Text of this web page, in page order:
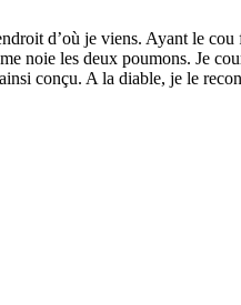
d’où je viens. Ayant le
noie les deux poumons. Je
conçu. A la diable, je le